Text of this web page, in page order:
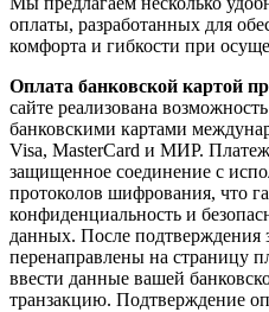
оплаты, разработанных для
комфорта и гибкости при
Оплата банковской картой
сайте реализована
банковскими картами
Visa, MasterCard и МИР.
защищенное соединение с
протоколов шифрования, что
конфиденциальность и
данных. После подтверждения
перенаправлены на страницу
ввести данные вашей
транзакцию. Подтверждение